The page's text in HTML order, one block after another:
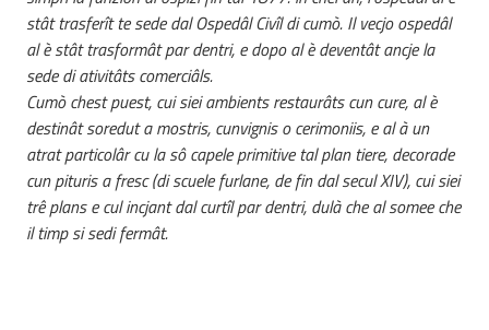
stât trasferît te sede dal Ospedâl Civîl di cumò. Il vecjo ospedâl
al è stât trasformât par dentri, e dopo al è deventât ancje la
sede di ativitâts comerciâls.
Cumò chest puest, cui siei ambients restaurâts cun cure, al è
destinât soredut a mostris, cunvignis o cerimoniis, e al à un
atrat particolâr cu la sô capele primitive tal plan tiere, decorade
cun pituris a fresc (di scuele furlane, de fin dal secul XIV), cui siei
trê plans e cul incjant dal curtîl par dentri, dulà che al somee che
il timp si sedi fermât.